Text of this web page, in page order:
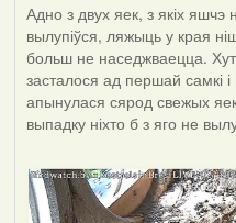
Адно з двух яек, з якіх яшчэ
вылупіўся, ляжыць у края
больш не наседжваецца.
засталося ад першай самкі
апынулася сярод свежых
выпадку ніхто б з яго не